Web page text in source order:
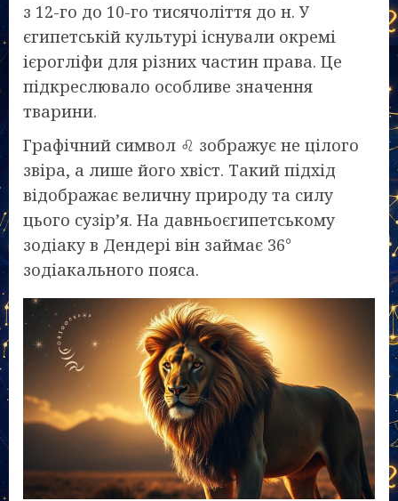
з 12-го до 10-го тисячоліття до н. У
єгипетській культурі існували окремі
ієрогліфи для різних частин права. Це
підкреслювало особливе значення
тварини.
Графічний символ ♌ зображує не цілого
звіра, а лише його хвіст. Такий підхід
відображає величну природу та силу
цього сузір’я. На давньоєгипетському
зодіаку в Дендері він займає 36°
зодіакального пояса.